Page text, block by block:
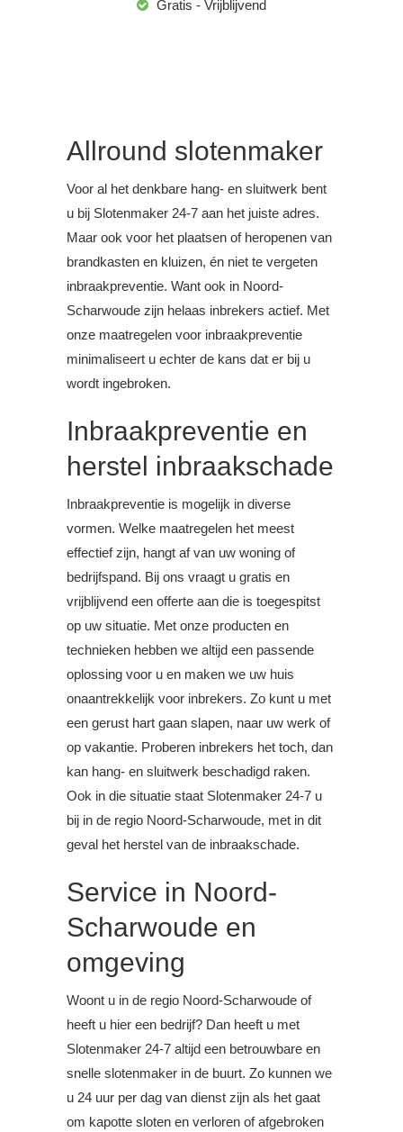
Gratis - Vrijblijvend
Allround slotenmaker
Voor al het denkbare hang- en sluitwerk bent
u bij Slotenmaker 24-7 aan het juiste adres.
Maar ook voor het plaatsen of heropenen van
brandkasten en kluizen, én niet te vergeten
inbraakpreventie. Want ook in Noord-
Scharwoude zijn helaas inbrekers actief. Met
onze maatregelen voor inbraakpreventie
minimaliseert u echter de kans dat er bij u
wordt ingebroken.
Inbraakpreventie en
herstel inbraakschade
Inbraakpreventie is mogelijk in diverse
vormen. Welke maatregelen het meest
effectief zijn, hangt af van uw woning of
bedrijfspand. Bij ons vraagt u gratis en
vrijblijvend een offerte aan die is toegespitst
op uw situatie. Met onze producten en
technieken hebben we altijd een passende
oplossing voor u en maken we uw huis
onaantrekkelijk voor inbrekers. Zo kunt u met
een gerust hart gaan slapen, naar uw werk of
op vakantie. Proberen inbrekers het toch, dan
kan hang- en sluitwerk beschadigd raken.
Ook in die situatie staat Slotenmaker 24-7 u
bij in de regio Noord-Scharwoude, met in dit
geval het herstel van de inbraakschade.
Service in Noord-
Scharwoude en
omgeving
Woont u in de regio Noord-Scharwoude of
heeft u hier een bedrijf? Dan heeft u met
Slotenmaker 24-7 altijd een betrouwbare en
snelle slotenmaker in de buurt. Zo kunnen we
u 24 uur per dag van dienst zijn als het gaat
om kapotte sloten en verloren of afgebroken